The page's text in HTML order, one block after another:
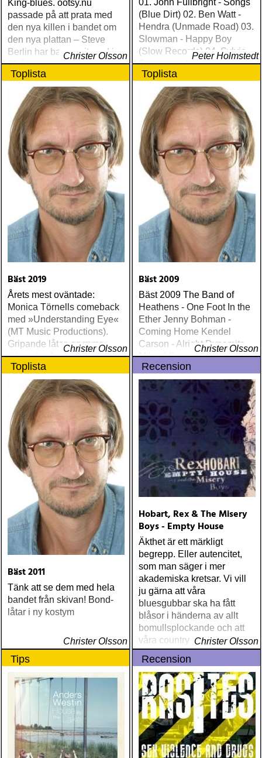
King-blues. ootsy.nu
passade på att prata med
den nya killen i bandet om
den nya plattan – Steve
Berlin har bara varit med i
25 år…
Christer Olsson
01. John Fullbright - Songs
(Blue Dirt) 02. Ben Watt -
Hendra (Unmade Road) 03.
Slowman - Happy Boy
(Slow Records) 04. Sylvie
Simmons - Sylvie (Light In
The Attic) 05. Ethan Johns -
The Reckoning (Three
Crows) 06. Ray
Lamontagne - Supernova
(Stone Dwarf) 07
Peter Holmstedt
Toplista
Bäst 2019
Årets mest oväntade:
Monica Törnells comeback
med »Understanding Eye«
(MT Music Productions).
Gripande låtar, grymma
gitarrister, fantastiskt ljud
och Monica sjunger bättre
än på länge. Tacka sönerna
Tobias (såg) och Mattias för
den snygga produktionen
Christer Olsson
Toplista
Bäst 2009
Bäst 2009 The Band of
Heathens - One Foot In the
Ether Jenny Bohman -
Coming Home Kendel
Carson - Alright Dynamite
Mikael Samuelson - Movitz
Howard Eliott Payne -
Bright Light Ballads Louise
Hoffsten - På andra sedan
Vättern James Luther
Dickinson - Dinosaurs Run
In Circles Dave Alvin & The
Guilty Women Caroline af
Ugglas -Så gör jag det igen
Bob Dylan - Together
Through Life Louie And The
Lovers - The Complete
Cohen- Live In London Bad
Liver & Brustna hjärtan -
Tom Waits på svenska (CD
& konsert på Södra Teatern,
Stockholm) Rod Stewart -
Sessions 1971-1998
Bläckfisken (TV-serie) The
Company (DVD-miniserie)
Danger Man (TV-serie) Ken
Burn´s The West (DVD-
miniserie) Camilla Grebe &
Åsa Träff Nån sorts frid
(bok) Spooks (TV-serie)
Pluras kokbok Naked City
(DVD; TV-serie) 87th
Precinct (DVD; TV-serie)
The Defenders (TV-serie)
Lennart Persson - Musik
Non Stop – Pet Sounds I
våra hjärtan (bok) Peter
Christer Olsson
Toplista
Bäst 2011
Tänk att se dem med hela
bandet från skivan! Bond-
låtar i ny kostym
Christer Olsson
Recension
Hobart, Rex & The Misery
Boys - Empty House
Äkthet är ett märkligt
begrepp. Eller autencitet,
som man säger i mer
akademiska kretsar. Vi vill
ju gärna att våra
bluesgubbar ska ha fått
blåsor i händerna av allt
bomullsplockande och att
våra countrymusiker ska ha
duckat för flygande flaskor
bakom sågspånsbarernas
hönsnät
Christer Olsson
Tips Recension